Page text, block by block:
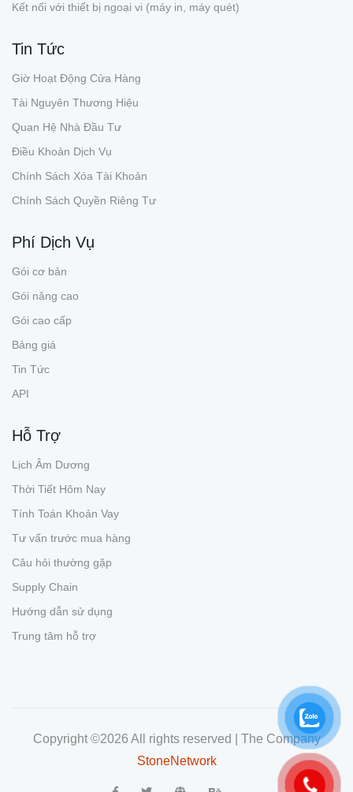
Kết nối với thiết bị ngoại vi (máy in, máy quét)
Tin Tức
Giờ Hoạt Động Cửa Hàng
Tài Nguyên Thương Hiệu
Quan Hệ Nhà Đầu Tư
Điều Khoản Dịch Vụ
Chính Sách Xóa Tài Khoản
Chính Sách Quyền Riêng Tư
Phí Dịch Vụ
Gói cơ bản
Gói nâng cao
Gói cao cấp
Bảng giá
Tin Tức
API
Hỗ Trợ
Lịch Âm Dương
Thời Tiết Hôm Nay
Tính Toán Khoản Vay
Tư vấn trước mua hàng
Câu hỏi thường gặp
Supply Chain
Hướng dẫn sử dụng
Trung tâm hỗ trợ
Copyright ©2026 All rights reserved | The Company
StoneNetwork